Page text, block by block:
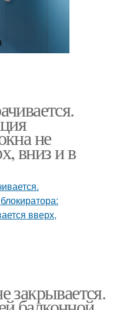
не
вниз и в
закрывается.